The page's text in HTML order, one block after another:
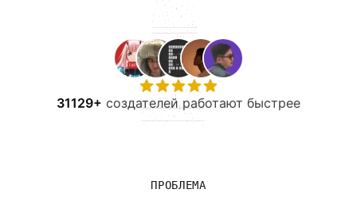
31129+ создателей работают быстрее
ПРОБЛЕМА